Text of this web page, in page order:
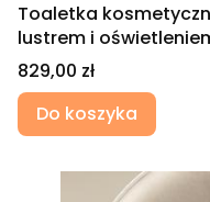
Toaletka
lustrem i
Cena
829,00 zł
Do koszyka